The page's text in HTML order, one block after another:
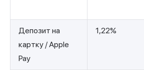
Депозит на
картку / Apple
Pay
1,22%